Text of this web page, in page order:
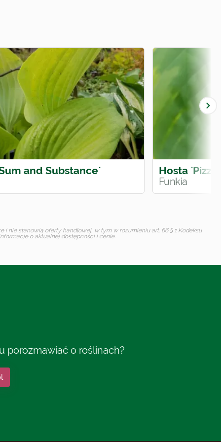
and Substance` Hosta
Funkia
nie stanowią oferty handlowej, w tym w rozumieniu art. 66 § 1 Kodeksu
o aktualnej dostępności i cenie.
porozmawiać o roślinach?